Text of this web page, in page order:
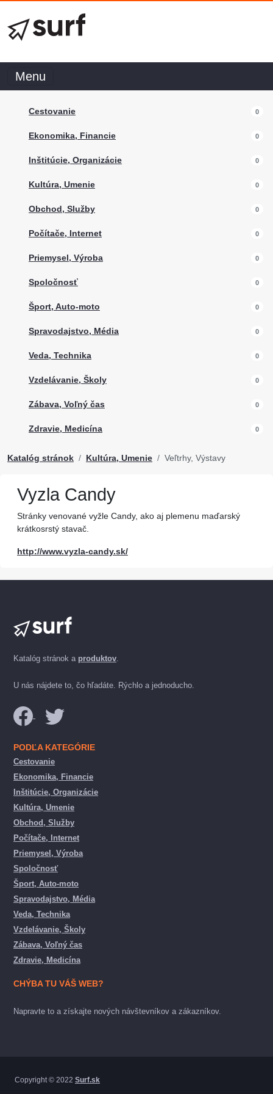
Menu
Cestovanie 0
Ekonomika, Financie 0
Inštitúcie, Organizácie 0
Kultúra, Umenie 0
Obchod, Služby 0
Počítače, Internet 0
Priemysel, Výroba 0
Spoločnosť 0
Šport, Auto-moto 0
Spravodajstvo, Média 0
Veda, Technika 0
Vzdelávanie, Školy 0
Zábava, Voľný čas 0
Zdravie, Medicína 0
Katalóg stránok Kultúra, Umenie Veľtrhy, Výstavy
Vyzla Candy
Stránky venované vyžle Candy, ako aj plemenu maďarský
krátkosrstý stavač.
http://www.vyzla-candy.sk/
Katalóg stránok a produktov.
U nás nájdete to, čo hľadáte. Rýchlo a jednoducho.
PODĽA KATEGÓRIE
Cestovanie
Ekonomika, Financie
Inštitúcie, Organizácie
Kultúra, Umenie
Obchod, Služby
Počítače, Internet
Priemysel, Výroba
Spoločnosť
Šport, Auto-moto
Spravodajstvo, Média
Veda, Technika
Vzdelávanie, Školy
Zábava, Voľný čas
Zdravie, Medicína
CHÝBA TU VÁŠ WEB?
Napravte to a získajte nových návštevníkov a zákazníkov.
Copyright © 2022 Surf.sk